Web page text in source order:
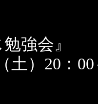
強会』
土）20：